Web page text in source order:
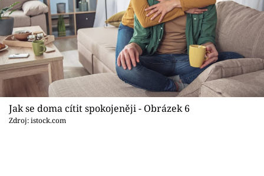
Jak se doma cítit spokojeněji - Obrázek 6
Zdroj: istock.com